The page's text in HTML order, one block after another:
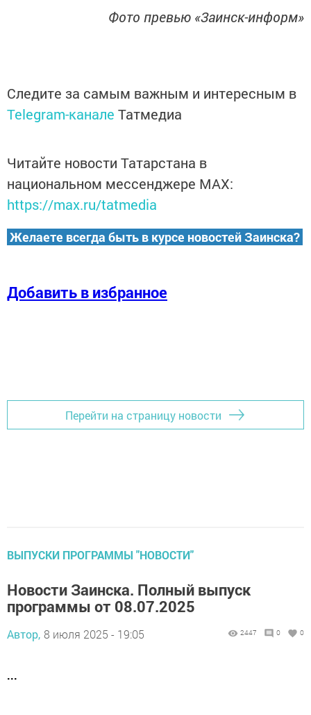
Фото превью «Заинск-информ»
Следите за самым важным и интересным в
Telegram-канале Татмедиа
Читайте новости Татарстана в
национальном мессенджере MАХ:
https://max.ru/tatmedia
Желаете всегда быть в курсе новостей Заинска?
Добавить в избранное
Перейти на страницу новости
ВЫПУСКИ ПРОГРАММЫ "НОВОСТИ"
Новости Заинска. Полный выпуск
программы от 08.07.2025
Автор, 8 июля 2025 - 19:05 2447 0 0
...